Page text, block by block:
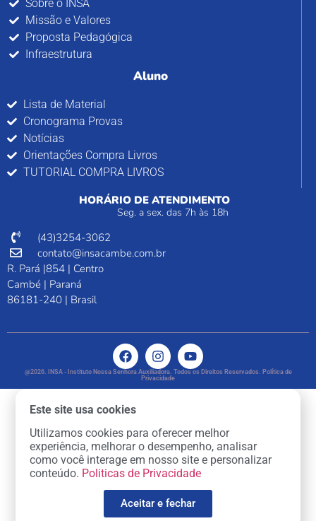
Sobre o INSA
Missão e Valores
Proposta Pedagógica
Infraestrutura
Aluno
Lista de Material
Cronograma Provas
Notícias
Orientações Compra Livros
TUTORIAL COMPRA LIVROS
HORÁRIO DE ATENDIMENTO
Seg. a sex. das 7h às 18h
(43)3254-3062
contato@insacambe.com.br
R. Pará |854 | Centro
Cambé | Paraná
86181-240 | Brasil
@2026. INSA - Instituto Nossa Senhora Auxiliadora. Todos os Direitos Reservados. Política de
Privacidade
Este site usa cookies
Utilizamos cookies para oferecer melhor
experiência, melhorar o desempenho, analisar
como você interage em nosso site e personalizar
conteúdo. Politicas de Privacidade
Aceitar e fechar